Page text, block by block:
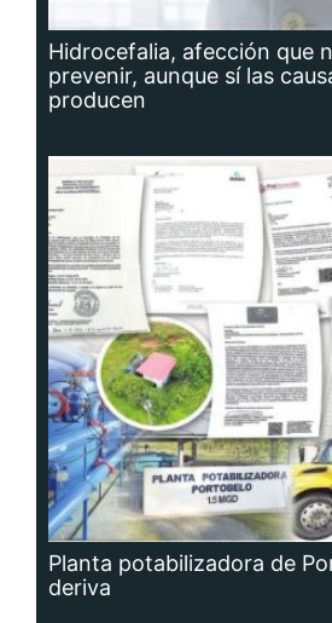
Hidrocefalia, afección que
prevenir, aunque sí las
producen
Planta potabilizadora de
deriva